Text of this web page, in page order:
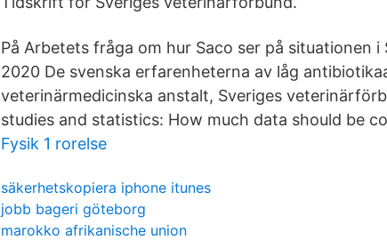
På Arbetets fråga om hur Saco ser på situationen
2020 De svenska erfarenheterna av låg
veterinärmedicinska anstalt, Sveriges
studies and statistics: How much data should be
Fysik 1 rorelse
säkerhetskopiera iphone itunes
jobb bageri göteborg
marokko afrikanische union